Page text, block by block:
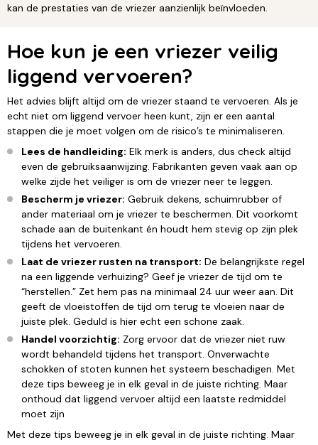
kan de prestaties van de vriezer aanzienlijk beïnvloeden.
Hoe kun je een vriezer veilig
liggend vervoeren?
Het advies blijft altijd om de vriezer staand te vervoeren. Als je
echt niet om liggend vervoer heen kunt, zijn er een aantal
stappen die je moet volgen om de risico’s te minimaliseren.
Lees de handleiding: Elk merk is anders, dus check altijd
even de gebruiksaanwijzing. Fabrikanten geven vaak aan op
welke zijde het veiliger is om de vriezer neer te leggen.
Bescherm je vriezer: Gebruik dekens, schuimrubber of
ander materiaal om je vriezer te beschermen. Dit voorkomt
schade aan de buitenkant én houdt hem stevig op zijn plek
tijdens het vervoeren.
Laat de vriezer rusten na transport: De belangrijkste regel
na een liggende verhuizing? Geef je vriezer de tijd om te
“herstellen.” Zet hem pas na minimaal 24 uur weer aan. Dit
geeft de vloeistoffen de tijd om terug te vloeien naar de
juiste plek. Geduld is hier echt een schone zaak.
Handel voorzichtig: Zorg ervoor dat de vriezer niet ruw
wordt behandeld tijdens het transport. Onverwachte
schokken of stoten kunnen het systeem beschadigen. Met
deze tips beweeg je in elk geval in de juiste richting. Maar
onthoud dat liggend vervoer altijd een laatste redmiddel
moet zijn
Met deze tips beweeg je in elk geval in de juiste richting. Maar